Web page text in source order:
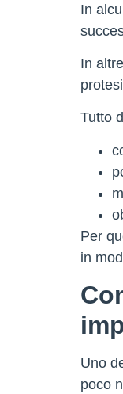
In
In
Tutto
Per
in
Uno
poco